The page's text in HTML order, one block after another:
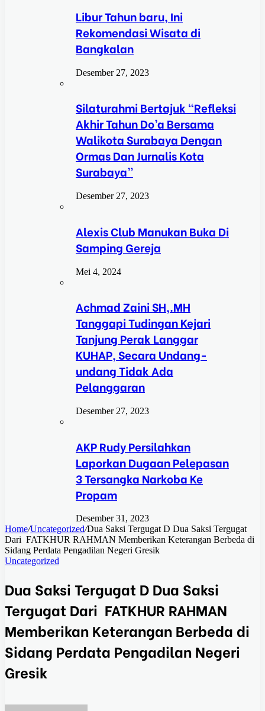
Libur Tahun baru, Ini
Rekomendasi Wisata di
Bangkalan
Desember 27, 2023
Silaturahmi Bertajuk “Refleksi
Akhir Tahun Do’a Bersama
Walikota Surabaya Dengan
Ormas Dan Jurnalis Kota
Surabaya”
Desember 27, 2023
Alexis Club Manukan Buka Di
Samping Gereja
Mei 4, 2024
Achmad Zaini SH,.MH
Tanggapi Tudingan Kejari
Tanjung Perak Langgar
KUHAP, Secara Undang-
undang Tidak Ada
Pelanggaran
Desember 27, 2023
AKP Rudy Persilahkan
Laporkan Dugaan Pelepasan
3 Tersangka Narkoba Ke
Propam
Desember 31, 2023
Home/Uncategorized/Dua Saksi Tergugat D Dua Saksi Tergugat
Dari FATKHUR RAHMAN Memberikan Keterangan Berbeda di
Sidang Perdata Pengadilan Negeri Gresik
Uncategorized
Dua Saksi Tergugat D Dua Saksi
Tergugat Dari FATKHUR RAHMAN
Memberikan Keterangan Berbeda di
Sidang Perdata Pengadilan Negeri
Gresik